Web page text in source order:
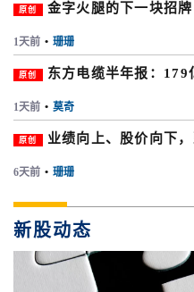
原创 金字火腿的下一块招牌
1天前 • 珊珊
原创 东方电缆半年报：179
1天前 • 莫奇
原创 业绩向上、股价向下
6天前 • 珊珊
新股动态